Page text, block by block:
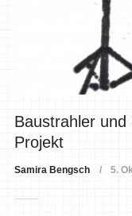
Baustrahler
Projekt
Samira Bengsch 5.